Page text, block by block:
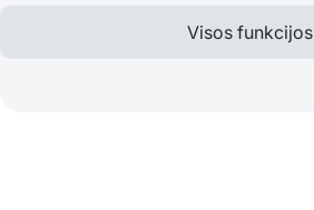
Visos funkcijos